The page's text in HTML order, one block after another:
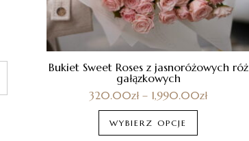
Bukiet Sweet Roses z jasnoróżowych róż
gałązkowych
320.00zł – 1,990.00zł
WYBIERZ OPCJE